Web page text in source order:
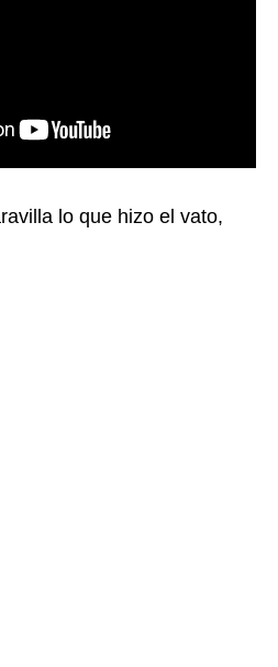
lo que hizo el vato,